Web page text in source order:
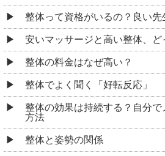
整体って資格がいるの？良い
安いマッサージと高い整体、ど
整体の料金はなぜ高い？
整体でよく聞く「好転反応」
整体の効果は持続する？自分
方法
整体と姿勢の関係